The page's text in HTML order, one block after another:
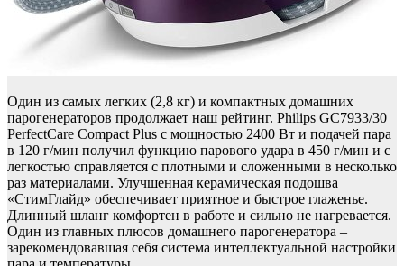
Один из самых легких (2,8 кг) и компактных домашних
парогенераторов продолжает наш рейтинг. Philips GC7933/30
PerfectCare Compact Plus с мощностью 2400 Вт и подачей пара
в 120 г/мин получил функцию парового удара в 450 г/мин и с
легкостью справляется с плотными и сложенными в несколько
раз материалами. Улучшенная керамическая подошва
«СтимГлайд» обеспечивает приятное и быстрое глаженье.
Длинный шланг комфортен в работе и сильно не нагревается.
Один из главных плюсов домашнего парогенератора –
зарекомендовавшая себя система интеллектуальной настройки